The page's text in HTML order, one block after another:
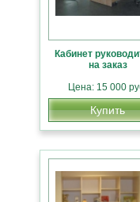
Кабинет
на заказ
Цена: 15 000
Купить